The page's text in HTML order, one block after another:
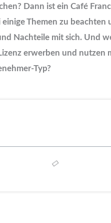
Dann ist ein Café
Themen zu
Nachteile mit sich. Und
erwerben und nutzen
Typ?